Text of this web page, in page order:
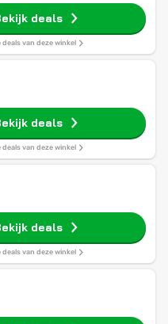
deals
deals van deze winkel
deals
deals van deze winkel
deals
deals van deze winkel